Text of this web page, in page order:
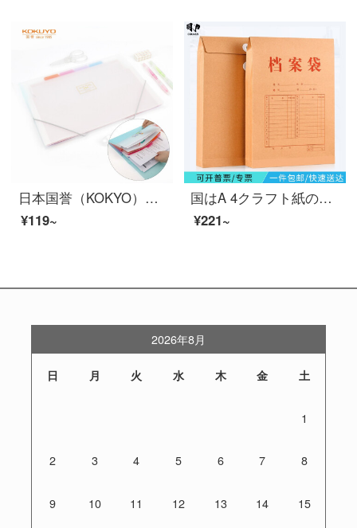
日本国誉（KOKYO）淡彩クッキー学生薄手のコンパクトオルガンバッグファイル収納袋A 46階7袋透明WSG-DFC 70 T
¥119~
国はA 4クラフト紙の書類袋175 g側の幅4 cm 5 cmの入札契約書の書類の袋の横幅5 cm 250 G 25枚です。
¥221~
2026年8月
日 月 火 水 木 金 土
1
2 3 4 5 6 7 8
9 10 11 12 13 14 15